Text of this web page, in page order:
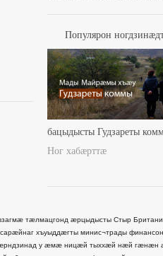
Популярон
бацыдысты Гудзареты
Ног хабæрттæ
тæлмацгонд æрцыдысты Стыр
хъуыддæгты минис¬трады финансон
у æмæ ницæй тыххæй нæй гæнæн